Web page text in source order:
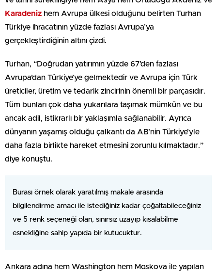
Karadeniz hem Avrupa ülkesi olduğunu belirten Turhan
Türkiye ihracatının yüzde fazlası Avrupa’ya
gerçekleştirdiğinin altını çizdi.
Turhan, “Doğrudan yatırımın yüzde 67’den fazlası
Avrupa’dan Türkiye’ye gelmektedir ve Avrupa için Türk
üreticiler, üretim ve tedarik zincirinin önemli bir parçasıdır.
Tüm bunları çok daha yukarılara taşımak mümkün ve bu
ancak adil, istikrarlı bir yaklaşımla sağlanabilir. Ayrıca
dünyanın yaşamış olduğu çalkantı da AB’nin Türkiye’yle
daha fazla birlikte hareket etmesini zorunlu kılmaktadır.”
diye konuştu.
Burası örnek olarak yaratılmış makale arasında
bilgilendirme amacı ile istediğiniz kadar çoğaltabileceğiniz
ve 5 renk seçeneği olan, sınırsız uzayıp kısalabilme
esnekliğine sahip yapıda bir kutucuktur.
Ankara adına hem Washington hem Moskova ile yapılan